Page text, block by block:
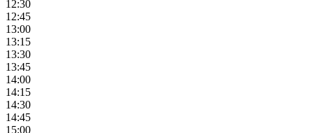
12:30
12:45
13:00
13:15
13:30
13:45
14:00
14:15
14:30
14:45
15:00